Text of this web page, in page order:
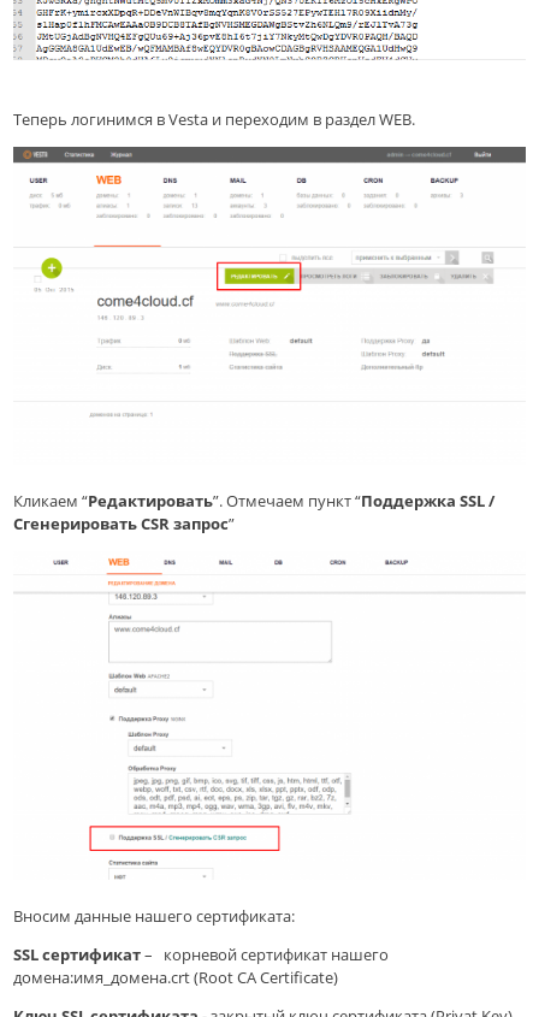
Теперь логинимся в Vesta и переходим в раздел WEB.
Кликаем “Редактировать”. Отмечаем пункт “Поддержка SSL /
Cгенерировать CSR запрос”
Вносим данные нашего сертификата:
SSL сертификат– ­ корневой сертификат нашего
домена:имя_домена.crt (Root CA Certificate)